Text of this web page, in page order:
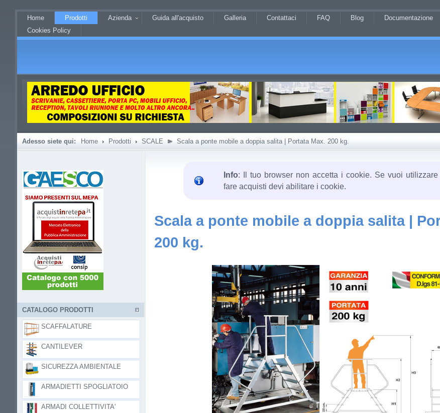
Home
Prodotti Azienda Guida all'acquisto Galleria Contattaci FAQ Blog Documentazione
Cookies Policy
Adesso siete qui: Home Prodotti SCALE Scala a ponte mobile a doppia salita | Portata Max. 200 kg.
Info: Il tuo browser non accetta i cookie. Se vuoi
fare acquisti devi abilitare i cookie.
Scala a ponte mobile a doppia salita |
200 kg.
CATALOGO PRODOTTI
SCAFFALATURE
CANTILEVER
SICUREZZA AMBIENTALE
ARMADIETTI SPOGLIATOIO
ARMADI COLLETTIVITA'